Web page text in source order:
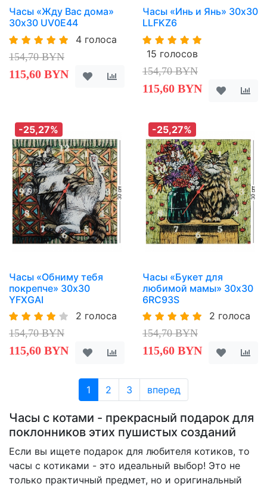
Часы «Жду Вас дома»
30х30 UV0E44
4 голоса
154,70 BYN
115,60 BYN
Часы «Инь и Янь» 30х30
LLFKZ6
15 голосов
154,70 BYN
115,60 BYN
-25,27%
Часы «Обниму тебя
покрепче» 30х30
YFXGAI
2 голоса
154,70 BYN
115,60 BYN
-25,27%
Часы «Букет для
любимой мамы» 30х30
6RC93S
2 голоса
154,70 BYN
115,60 BYN
1 2 3 вперед
Часы с котами - прекрасный подарок для
поклонников этих пушистых созданий
Если вы ищете подарок для любителя котиков, то
часы с котиками - это идеальный выбор! Это не
только практичный предмет, но и оригинальный